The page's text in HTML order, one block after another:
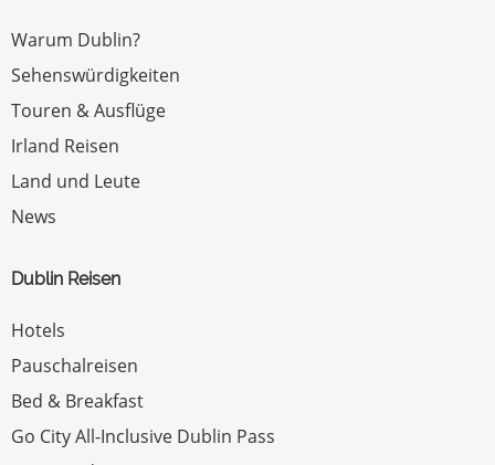
Warum Dublin?
Sehenswürdigkeiten
Touren & Ausflüge
Irland Reisen
Land und Leute
News
Dublin Reisen
Hotels
Pauschalreisen
Bed & Breakfast
Go City All-Inclusive Dublin Pass